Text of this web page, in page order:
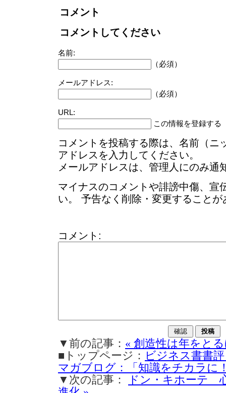
コメント
コメントしてください
名前:
（必須）
メールアドレス:
（必須）
URL:
この情報を登録する
コメントを投稿する際は、名前（ニ
アドレスを入力してください。
メールアドレスは、管理人にのみ通
マイナスのコメントや誹謗中傷、宣
い。 予告なく削除・変更することが
コメント:
▼前の記事： « 創造性は年をと
■トップページ： ビジネス書書
マガブログ：「知識をチカラに
▼次の記事：
ドン・キホーテ